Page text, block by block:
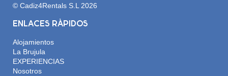
© Cadiz4Rentals S.L 2026
ENLACES RÁPIDOS
Alojamientos
La Brujula
EXPERIENCIAS
Nosotros